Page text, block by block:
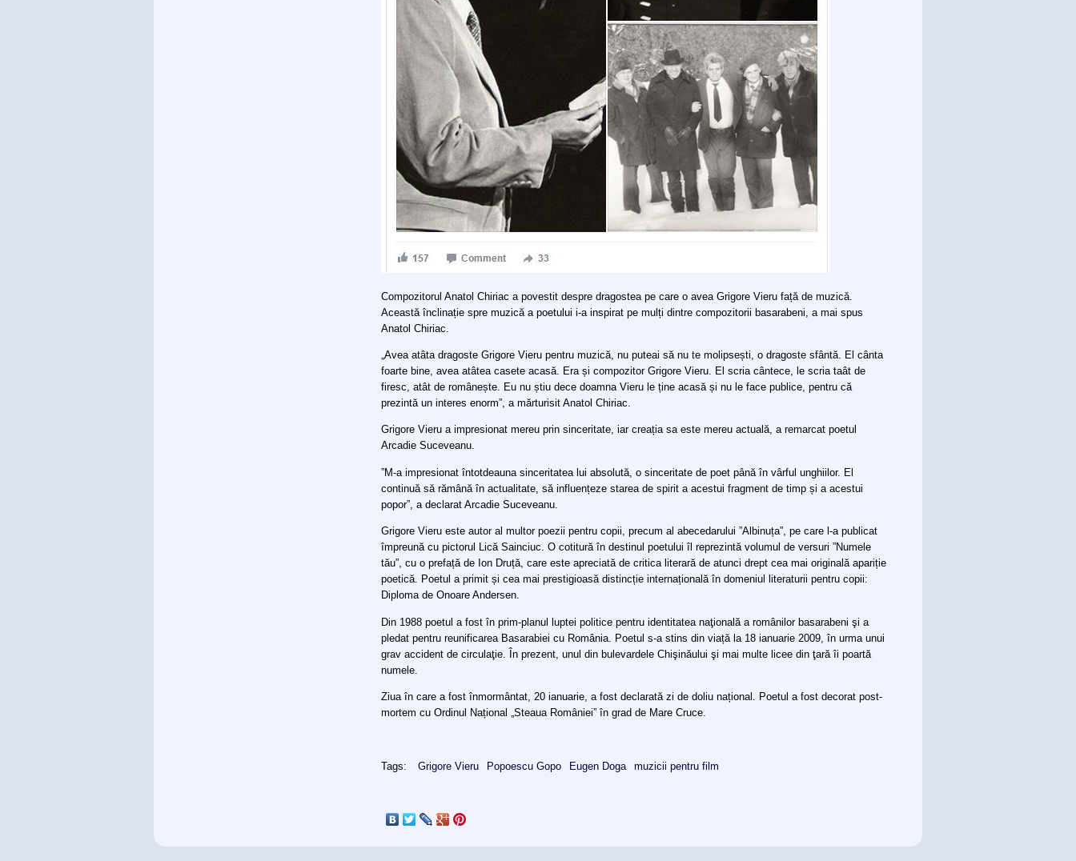
Compozitorul Anatol Chiriac a povestit despre dragostea pe care o avea Grigore Vieru față de muzică.
Această înclinație spre muzică a poetului i-a inspirat pe mulți dintre compozitorii basarabeni, a mai spus
Anatol Chiriac.
„Avea atâta dragoste Grigore Vieru pentru muzică, nu puteai să nu te molipsești, o dragoste sfântă. El cânta
foarte bine, avea atâtea casete acasă. Era și compozitor Grigore Vieru. El scria cântece, le scria taât de
firesc, atât de românește. Eu nu știu dece doamna Vieru le ține acasă și nu le face publice, pentru că
prezintă un interes enorm”, a mărturisit Anatol Chiriac.
Grigore Vieru a impresionat mereu prin sinceritate, iar creația sa este mereu actuală, a remarcat poetul
Arcadie Suceveanu.
”M-a impresionat întotdeauna sinceritatea lui absolută, o sinceritate de poet până în vârful unghiilor. El
continuă să rămână în actualitate, să influențeze starea de spirit a acestui fragment de timp și a acestui
popor”, a declarat Arcadie Suceveanu.
Grigore Vieru este autor al multor poezii pentru copii, precum al abecedarului ”Albinuța”, pe care l-a publicat
împreună cu pictorul Lică Sainciuc. O cotitură în destinul poetului îl reprezintă volumul de versuri ”Numele
tău”, cu o prefață de Ion Druță, care este apreciată de critica literară de atunci drept cea mai originală apariție
poetică. Poetul a primit și cea mai prestigioasă distincție internațională în domeniul literaturii pentru copii:
Diploma de Onoare Andersen.
Din 1988 poetul a fost în prim-planul luptei politice pentru identitatea naţională a românilor basarabeni şi a
pledat pentru reunificarea Basarabiei cu România. Poetul s-a stins din viață la 18 ianuarie 2009, în urma unui
grav accident de circulaţie. În prezent, unul din bulevardele Chişinăului şi mai multe licee din ţară îi poartă
numele.
Ziua în care a fost înmormântat, 20 ianuarie, a fost declarată zi de doliu național. Poetul a fost decorat post-
mortem cu Ordinul Național „Steaua României” în grad de Mare Cruce.
Tags: Grigore Vieru Popoescu Gopo Eugen Doga muzicii pentru film